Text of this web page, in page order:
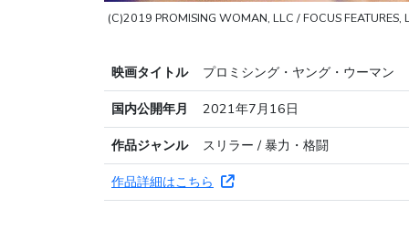
(C)2019 PROMISING WOMAN, LLC / FOCUS FEATURES,
映画タイトル
プロミシング・ヤング・ウーマン
国内公開年月
2021年7月16日
作品ジャンル
スリラー / 暴力・格闘
作品詳細はこちら